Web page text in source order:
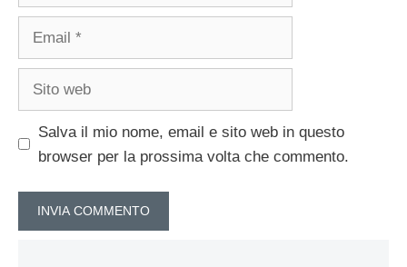
Email
Sito
Salva il mio nome, email e sito web in questo
browser per la prossima volta che commento.